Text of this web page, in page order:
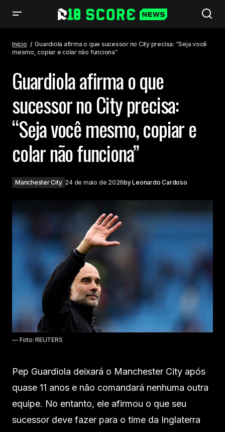
copiar e colar não funciona”
Início
Guardiola afirma o que sucessor no City precisa: “Seja você
mesmo, copiar e colar não funciona”
Guardiola afirma o que
sucessor no City precisa:
“Seja você mesmo, copiar e
colar não funciona”
Manchester City 24 de maio de 2026byLeonardo Cardoso
— Foto: REUTERS
Pep Guardiola deixará o Manchester City após
quase 11 anos e não comandará nenhuma outra
equipe. No entanto, ele afirmou o que seu
sucessor deve fazer para o time da Inglaterra